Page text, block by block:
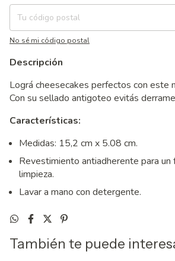
No sé mi código postal
Descripción
Lográ cheesecakes perfectos con este
Con su sellado antigoteo evitás
Características:
Medidas: 15,2 cm x 5.08 cm.
Revestimiento antiadherente para
limpieza.
Lavar a mano con detergente.
También te puede